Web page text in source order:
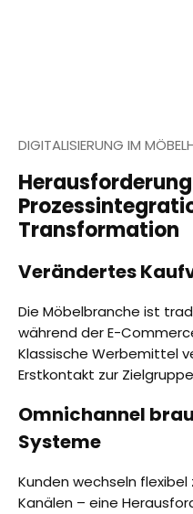
DIGITALISIERUNG IM
Transformation
Verändertes
Die Möbelbranche ist
während der E-
Klassische Werbemittel
Erstkontakt zur
Omnichannel
Systeme
Kunden wechseln
Kanälen – eine